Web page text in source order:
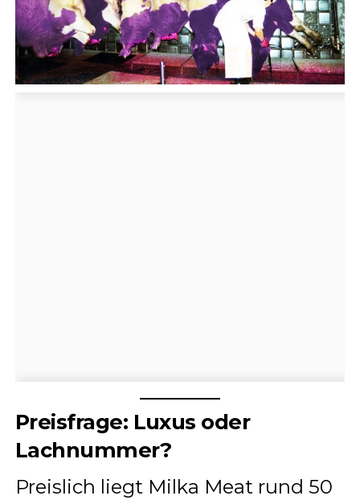
Preisfrage: Luxus oder
Lachnummer?
Preislich liegt Milka Meat rund 50